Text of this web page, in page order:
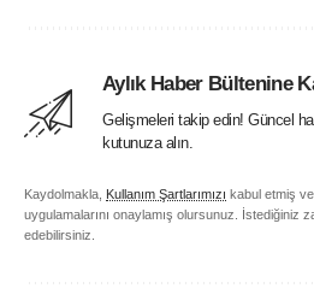
Aylık Haber Bültenine
Gelişmeleri takip edin! Güncel
kutunuza alın.
Kaydolmakla, Kullanım Şartlarımızı kabul etmiş ve
uygulamalarını onaylamış olursunuz. İstediğiniz
edebilirsiniz.